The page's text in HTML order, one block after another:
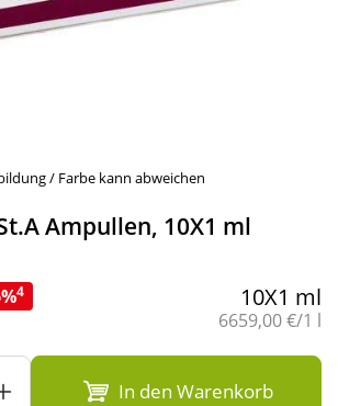
/ Farbe kann abweichen
Ampullen, 10X1 ml
4 10X1 ml
Grundpreis:
6659,00 €/1 l
In den Warenkorb